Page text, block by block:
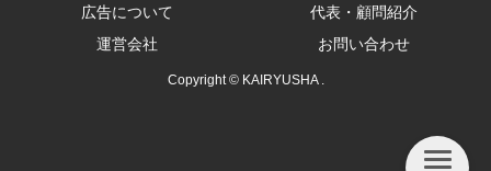
広告について
代表・顧問紹介
運営会社
お問い合わせ
Copyright © KAIRYUSHA .